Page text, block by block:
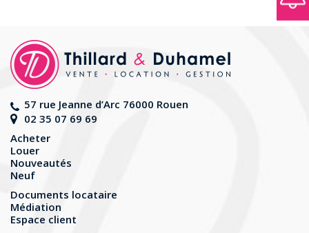
57 rue Jeanne d’Arc 76000 Rouen
02 35 07 69 69
Acheter
Louer
Nouveautés
Neuf
Documents locataire
Médiation
Espace client